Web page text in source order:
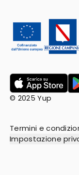
© 2025 Yup
Termini e
Impostazione